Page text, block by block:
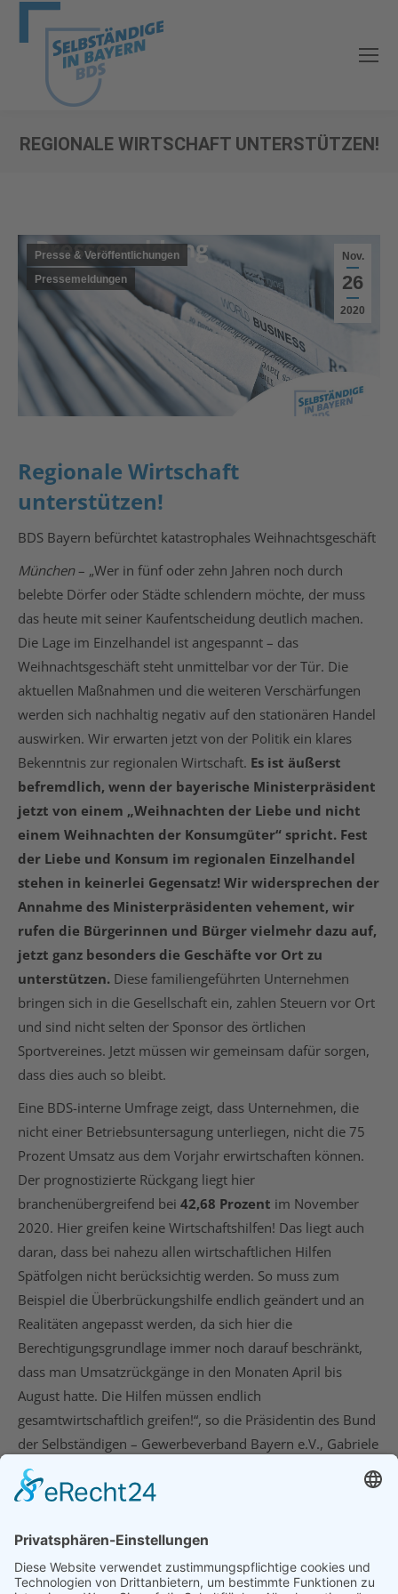
REGIONALE WIRTSCHAFT UNTERSTÜTZEN!
Nov.
26
2020
Presse & Veröffentlichungen
Pressemeldungen
Regionale Wirtschaft
unterstützen!
BDS Bayern befürchtet katastrophales Weihnachtsgeschäft
München– „Wer in fünf oder zehn Jahren noch durch
belebte Dörfer oder Städte schlendern möchte, der muss
das heute mit seiner Kaufentscheidung deutlich machen.
Die Lage im Einzelhandel ist angespannt – das
Weihnachtsgeschäft steht unmittelbar vor der Tür. Die
aktuellen Maßnahmen und die weiteren Verschärfungen
werden sich nachhaltig negativ auf den stationären Handel
auswirken. Wir erwarten jetzt von der Politik ein klares
Bekenntnis zur regionalen Wirtschaft. Es ist äußerst
befremdlich, wenn der bayerische Ministerpräsident
jetzt von einem „Weihnachten der Liebe und nicht
einem Weihnachten der Konsumgüter“ spricht. Fest
der Liebe und Konsum im regionalen Einzelhandel
stehen in keinerlei Gegensatz! Wir widersprechen der
Annahme des Ministerpräsidenten vehement, wir
rufen die Bürgerinnen und Bürger vielmehr dazu auf,
jetzt ganz besonders die Geschäfte vor Ort zu
unterstützen. Diese familiengeführten Unternehmen
bringen sich in die Gesellschaft ein, zahlen Steuern vor Ort
und sind nicht selten der Sponsor des örtlichen
Sportvereines. Jetzt müssen wir gemeinsam dafür sorgen,
dass dies auch so bleibt.
Eine BDS-interne Umfrage zeigt, dass Unternehmen, die
nicht einer Betriebsuntersagung unterliegen, nicht die 75
Prozent Umsatz aus dem Vorjahr erwirtschaften können.
Der prognostizierte Rückgang liegt hier
branchenübergreifend bei 42,68 Prozent im November
2020. Hier greifen keine Wirtschaftshilfen! Das liegt auch
daran, dass bei nahezu allen wirtschaftlichen Hilfen
Spätfolgen nicht berücksichtig werden. So muss zum
Beispiel die Überbrückungshilfe endlich geändert und an
Realitäten angepasst werden, da sich hier die
Berechtigungsgrundlage immer noch darauf beschränkt,
dass man Umsatzrückgänge in den Monaten April bis
August hatte. Die Hilfen müssen endlich
gesamtwirtschaftlich greifen!“, so die Präsidentin des Bund
der Selbständigen – Gewerbeverband Bayern e.V., Gabriele
Sehorz.
26. November 2020